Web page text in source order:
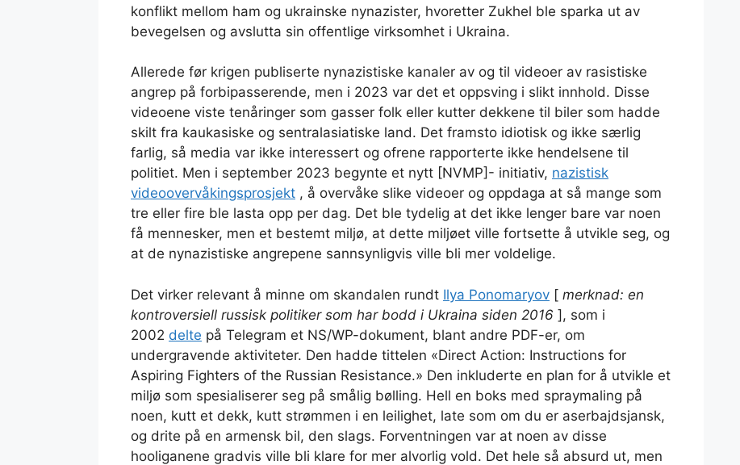
konflikt mellom ham og ukrainske nynazister, hvoretter Zukhel ble sparka ut av
bevegelsen og avslutta sin offentlige virksomhet i Ukraina.
Allerede før krigen publiserte nynazistiske kanaler av og til videoer av rasistiske
angrep på forbipasserende, men i 2023 var det et oppsving i slikt innhold. Disse
videoene viste tenåringer som gasser folk eller kutter dekkene til biler som hadde
skilt fra kaukasiske og sentralasiatiske land. Det framsto idiotisk og ikke særlig
farlig, så media var ikke interessert og ofrene rapporterte ikke hendelsene til
politiet. Men i september 2023 begynte et nytt [NVMP]- initiativ, nazistisk
videoovervåkingsprosjekt , å overvåke slike videoer og oppdaga at så mange som
tre eller fire ble lasta opp per dag. Det ble tydelig at det ikke lenger bare var noen
få mennesker, men et bestemt miljø, at dette miljøet ville fortsette å utvikle seg, og
at de nynazistiske angrepene sannsynligvis ville bli mer voldelige.
Det virker relevant å minne om skandalen rundt Ilya Ponomaryov [ merknad: en
kontroversiell russisk politiker som har bodd i Ukraina siden 2016 ], som i
2002 delte på Telegram et NS/WP-dokument, blant andre PDF-er, om
undergravende aktiviteter. Den hadde tittelen «Direct Action: Instructions for
Aspiring Fighters of the Russian Resistance.» Den inkluderte en plan for å utvikle et
miljø som spesialiserer seg på smålig bølling. Hell en boks med spraymaling på
noen, kutt et dekk, kutt strømmen i en leilighet, late som om du er aserbajdsjansk,
og drite på en armensk bil, den slags. Forventningen var at noen av disse
hooliganene gradvis ville bli klare for mer alvorlig vold. Det hele så absurd ut, men